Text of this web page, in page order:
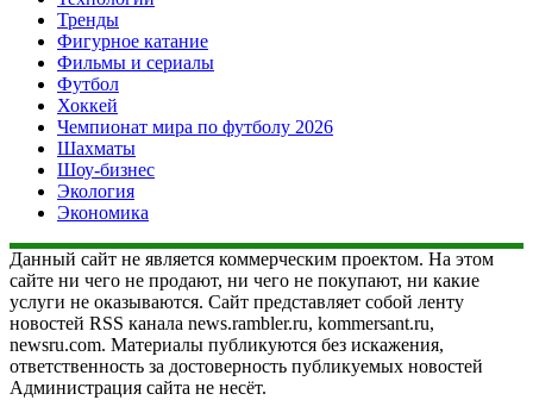
Тренды
Фигурное катание
Фильмы и сериалы
Футбол
Хоккей
Чемпионат мира по футболу 2026
Шахматы
Шоу-бизнес
Экология
Экономика
Данный сайт не является коммерческим проектом. На этом
сайте ни чего не продают, ни чего не покупают, ни какие
услуги не оказываются. Сайт представляет собой ленту
новостей RSS канала news.rambler.ru, kommersant.ru,
newsru.com. Материалы публикуются без искажения,
ответственность за достоверность публикуемых новостей
Администрация сайта не несёт.